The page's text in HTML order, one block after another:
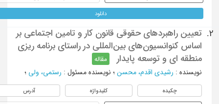
دانلود
2.
تعیین راهبردهای حقوقی قانون کار و تامین اجتماعی بر
اساس کنوانسیون‌های بین‌المللی در راستای برنامه ریزی
منطقه ای و توسعه پایدار
مقاله
نویسنده: رشیدی اقدم، محسن؛ نویسنده مسئول : رستمی، ولی ؛
چکیده کلیدواژه آدرس